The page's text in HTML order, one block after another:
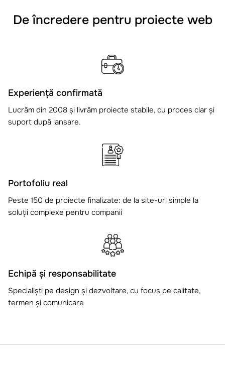
De încredere pentru proiecte web
Experiență confirmată
Lucrăm din 2008 și livrăm proiecte stabile, cu proces clar și
suport după lansare.
Portofoliu real
Peste 150 de proiecte finalizate: de la site-uri simple la
soluții complexe pentru companii
Echipă și responsabilitate
Specialiști pe design și dezvoltare, cu focus pe calitate,
termen și comunicare